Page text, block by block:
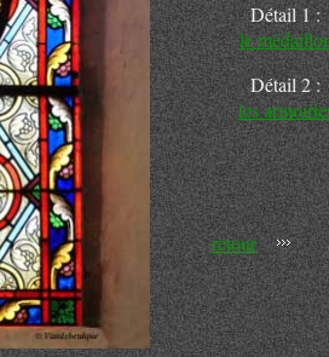
Détail 1 :
le
Détail 2 :
les
retour